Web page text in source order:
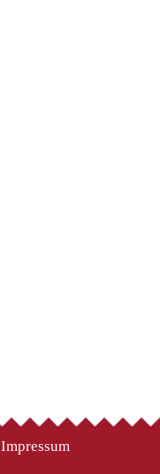
Impressum